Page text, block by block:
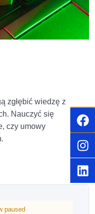
zgłębić wiedzę z
Nauczyć się
czy umowy
paused